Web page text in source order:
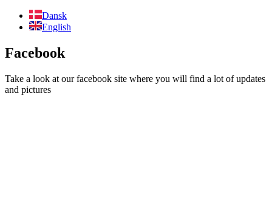
Dansk
English
Facebook
Take a look at our facebook site where you will find a lot of updates
and pictures